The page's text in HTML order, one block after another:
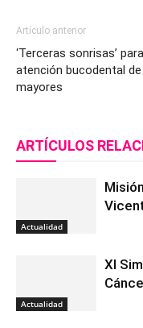
Artículo anterior
‘Terceras sonrisas’
atención bucodental
mayores
ARTÍCULOS
Actualidad
Actualidad
XI